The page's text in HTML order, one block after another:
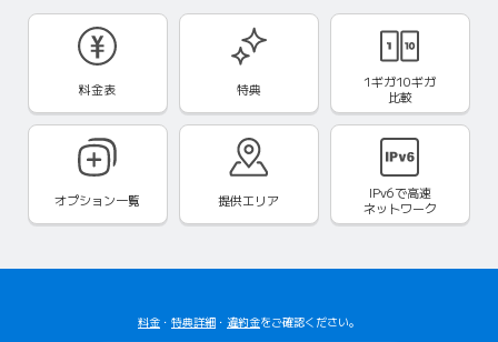
料金表 特典
1ギガ10ギガ
比較
オプション一覧 提供エリア IPv6で高速
ネットワーク
料金 ・ 特典詳細 ・ 違約金をご確認ください。